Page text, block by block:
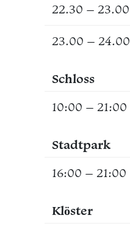
22.30 – 23.00
23.00 – 24.00
Schloss
10:00 – 21:00
Stadtpark
16:00 – 21:00
Klöster